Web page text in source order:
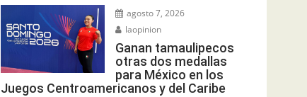
agosto 7, 2026
laopinion
Ganan tamaulipecos
otras dos medallas
para México en los
Juegos Centroamericanos y del Caribe